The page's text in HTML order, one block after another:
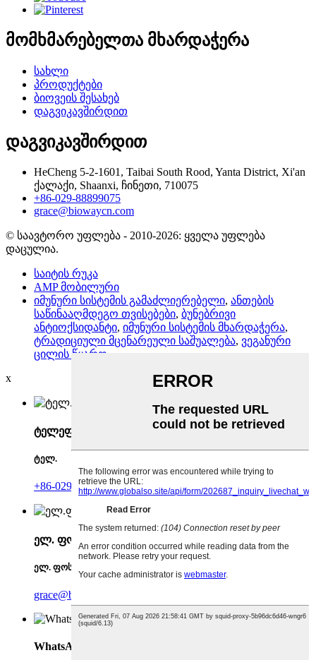
მომხმარებელთა მხარდაჭერა
სახლი
პროდუქტები
ბიოვეის შესახებ
დაგვიკავშირდით
დაგვიკავშირდით
HeCheng 5-2-1601, Taibai South Rood, Yanta District, Xi'an
ქალაქი, Shaanxi, ჩინეთი, 710075
+86-029-88899075
grace@biowaycn.com
© საავტორო უფლება - 2010-2026: ყველა უფლება
დაცულია.
საიტის რუკა
AMP მობილური
იმუნური სისტემის გამაძლიერებელი, ანთების
საწინააღმდეგო თვისებები, ბუნებრივი
ანტიოქსიდანტი, იმუნური სისტემის მხარდაჭერა,
ტრადიციული მცენარეული საშუალება, ვეგანური
ცილის წყარო
x
ტელეფონი
ტელ.
+86-029-88899075
ელ. ფოსტა
ელ. ფოსტა
grace@biowaycn.com
WhatsApp